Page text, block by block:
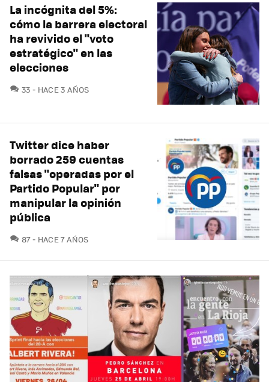
La incógnita del 5%:
cómo la barrera electoral
ha revivido el "voto
estratégico" en las
elecciones
33 COMENTARIOS
HACE 3 AÑOS
Twitter dice haber
borrado 259 cuentas
falsas "operadas por el
Partido Popular" por
manipular la opinión
pública
87COMENTARIOS
HACE 7 AÑOS